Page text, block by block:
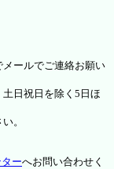
メールでご連絡お願い
日祝日を除く5日ほ
。
ーへお問い合わせく